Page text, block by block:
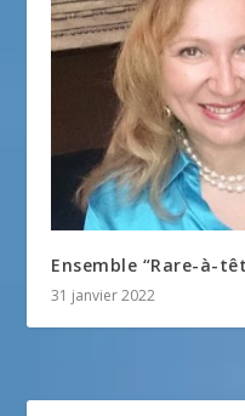
Ensemble “Rare-à-
31 janvier 2022